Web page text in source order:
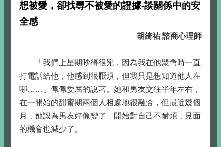
想被愛，卻找尋不被愛的證據-談關係中的安
全感
胡綺祐 諮商心理師
「我們上星期吵得很兇，因為我在他聚會時一直
打電話給他，他感到很厭煩，但我只是想知道他人在
哪……」佩佩委屈的說著。她和男友交往半年左右，
在一開始的甜蜜期兩個人相處地很融洽，但最近幾個
月，她認為男友好像變了，開始對自己不耐煩，見面
的機會也減少了。